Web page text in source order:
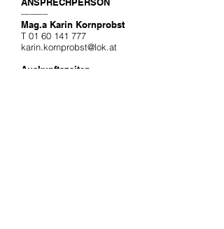
––––––
Mag.a Karin Kornprobst
T 01 60 141 777
karin.kornprobst@lok.at
Auskunftszeiten